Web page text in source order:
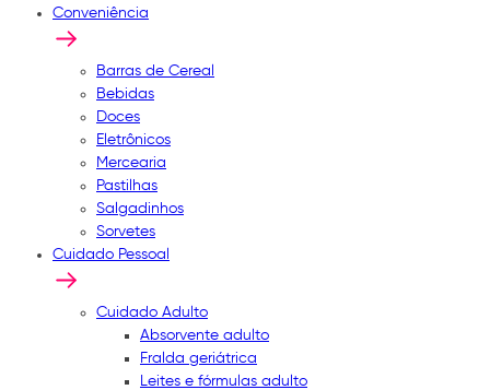
Conveniência
Barras de Cereal
Bebidas
Doces
Eletrônicos
Mercearia
Pastilhas
Salgadinhos
Sorvetes
Cuidado Pessoal
Cuidado Adulto
Absorvente adulto
Fralda geriátrica
Leites e fórmulas adulto